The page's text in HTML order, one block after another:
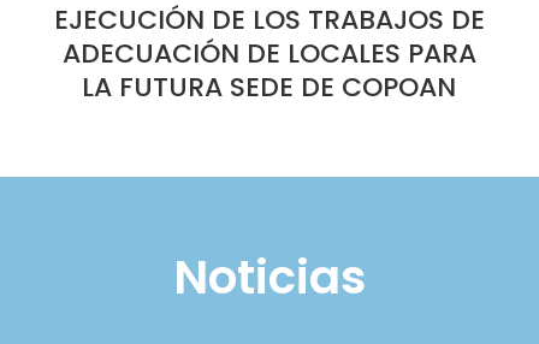
EJECUCIÓN DE LOS TRABAJOS DE
ADECUACIÓN DE LOCALES PARA
LA FUTURA SEDE DE COPOAN
Noticias